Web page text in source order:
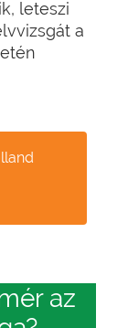
leteszi
a
az